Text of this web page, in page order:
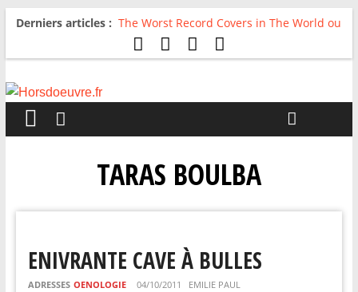
Derniers articles : The Worst Record Covers in The World ou
Comment rire du pire
Avril 2026 : C’est dans les vieux pots
For The First Time, Again : Tyler Ballgame
TARAS BOULBA
ENIVRANTE CAVE À BULLES
ADRESSES OENOLOGIE 04/10/2011 EMILIE PAUL